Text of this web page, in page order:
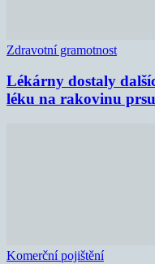
Zdravotní gramotnost
Lékárny dostaly
léku na rakovinu prsu
Komerční pojištění